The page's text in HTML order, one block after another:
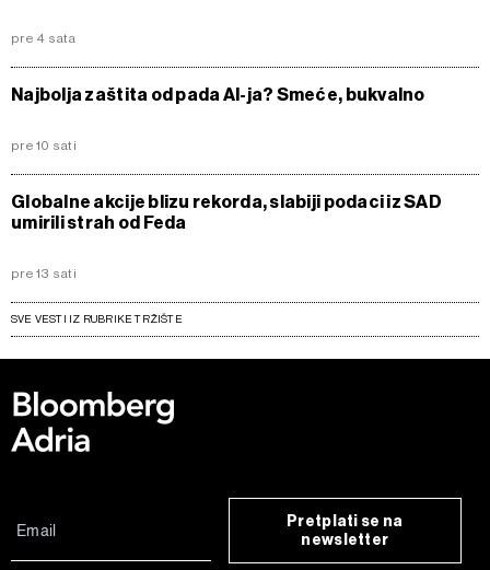
pre 4 sata
Najbolja zaštita od pada AI-ja? Smeće, bukvalno
pre 10 sati
Globalne akcije blizu rekorda, slabiji podaci iz SAD
umirili strah od Feda
pre 13 sati
SVE VESTI IZ RUBRIKE TRŽIŠTE
Pretplati se na
newsletter